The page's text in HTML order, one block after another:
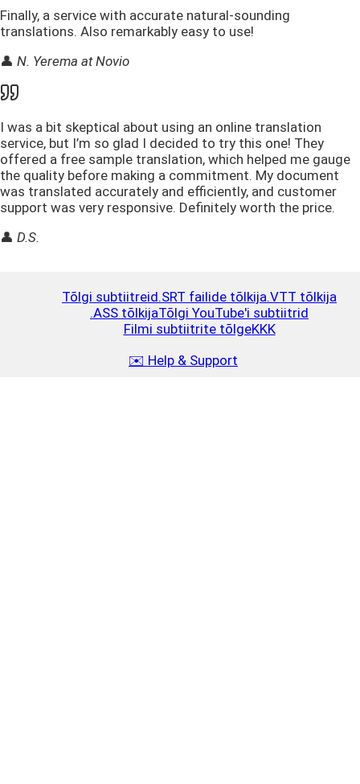
Finally, a service with accurate natural-sounding
translations. Also remarkably easy to use!
👤 N. Yerema at Novio
I was a bit skeptical about using an online translation
service, but I’m so glad I decided to try this one! They
offered a free sample translation, which helped me gauge
the quality before making a commitment. My document
was translated accurately and efficiently, and customer
support was very responsive. Definitely worth the price.
👤 D.S.
Tõlgi subtiitreid.SRT failide tõlkija.VTT tõlkija
.ASS tõlkijaTõlgi YouTube'i subtiitrid
Filmi subtiitrite tõlgeKKK
✉️ Help & Support